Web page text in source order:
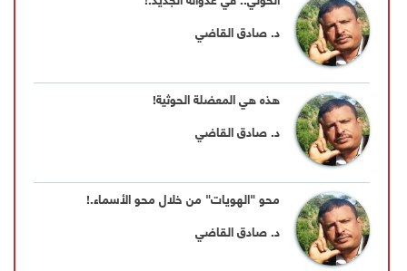
د. صادق القاضي
هذه هي المعضلة الحوثية!
د. صادق القاضي
محو "الهويات" من خلال محو الأسماء.!
د. صادق القاضي